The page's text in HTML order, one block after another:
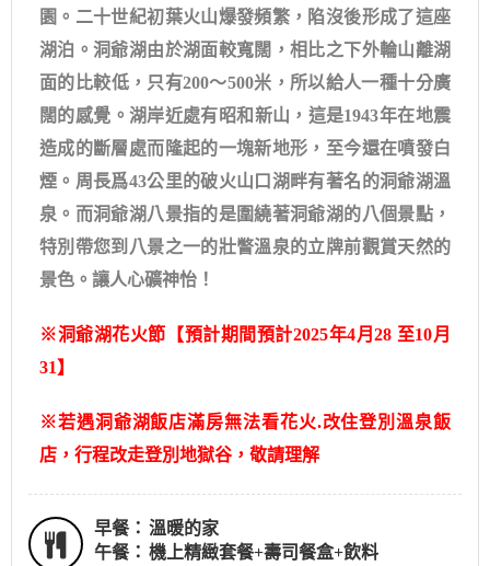
園。二十世紀初葉火山爆發頻繁，陷沒後形成了這座
湖泊。洞爺湖由於湖面較寬闊，相比之下外輪山離湖
面的比較低，只有200～500米，所以給人一種十分廣
闊的感覺。湖岸近處有昭和新山，這是1943年在地震
造成的斷層處而隆起的一塊新地形，至今還在噴發白
煙。周長爲43公里的破火山口湖畔有著名的洞爺湖溫
泉。而洞爺湖八景指的是圍繞著洞爺湖的八個景點，
特別帶您到八景之一的壯瞥溫泉的立牌前觀賞天然的
景色。讓人心礦神怡！
※洞爺湖花火節【預計期間預計2025年4月28 至10月
31】
※若遇洞爺湖飯店滿房無法看花火.改住登別溫泉飯
店，行程改走登別地獄谷，敬請理解
早餐： 溫暖的家
午餐： 機上精緻套餐+壽司餐盒+飲料